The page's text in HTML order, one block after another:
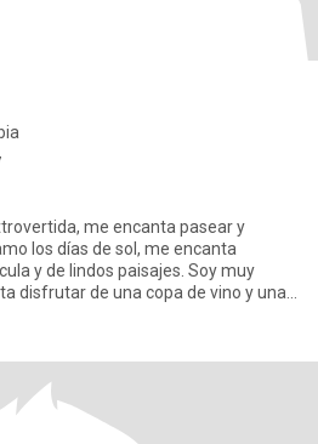
me encanta pasear y
los días de sol, me encanta
y de lindos paisajes. Soy muy
disfrutar de una copa de vino y una